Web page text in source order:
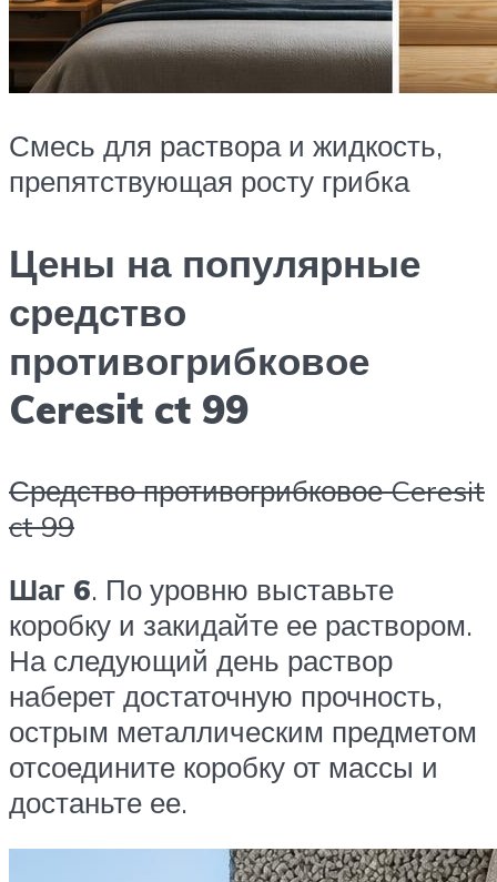
Смесь для раствора и жидкость,
препятствующая росту грибка
Цены на популярные
средство
противогрибковое
Ceresit ct 99
Средство противогрибковое Ceresit
ct 99
Шаг 6. По уровню выставьте
коробку и закидайте ее раствором.
На следующий день раствор
наберет достаточную прочность,
острым металлическим предметом
отсоедините коробку от массы и
достаньте ее.